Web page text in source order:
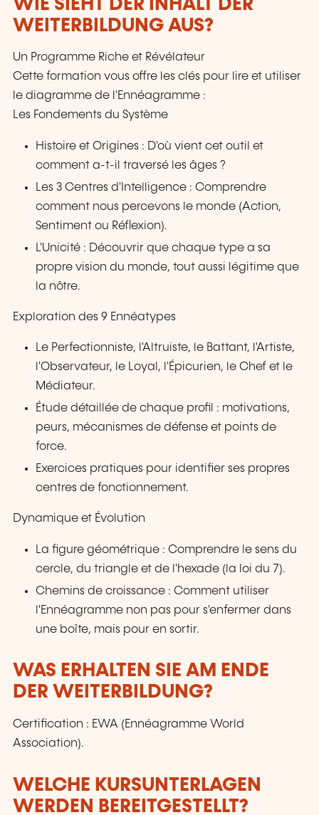
WIE SIEHT DER INHALT DER
WEITERBILDUNG AUS?
Un Programme Riche et Révélateur
Cette formation vous offre les clés pour lire et utiliser
le diagramme de l'Ennéagramme :
Les Fondements du Système
Histoire et Origines : D'où vient cet outil et
comment a-t-il traversé les âges ?
Les 3 Centres d'Intelligence : Comprendre
comment nous percevons le monde (Action,
Sentiment ou Réflexion).
L'Unicité : Découvrir que chaque type a sa
propre vision du monde, tout aussi légitime que
la nôtre.
Exploration des 9 Ennéatypes
Le Perfectionniste, l'Altruiste, le Battant, l'Artiste,
l'Observateur, le Loyal, l'Épicurien, le Chef et le
Médiateur.
Étude détaillée de chaque profil : motivations,
peurs, mécanismes de défense et points de
force.
Exercices pratiques pour identifier ses propres
centres de fonctionnement.
Dynamique et Évolution
La figure géométrique : Comprendre le sens du
cercle, du triangle et de l'hexade (la loi du 7).
Chemins de croissance : Comment utiliser
l'Ennéagramme non pas pour s'enfermer dans
une boîte, mais pour en sortir.
WAS ERHALTEN SIE AM ENDE
DER WEITERBILDUNG?
Certification : EWA (Ennéagramme World
Association).
WELCHE KURSUNTERLAGEN
WERDEN BEREITGESTELLT?